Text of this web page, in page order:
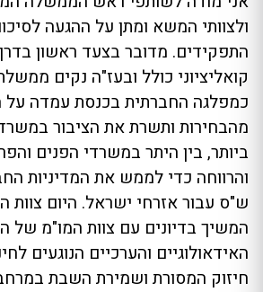
ולצוותי המשא ומתן על ההגעה
התפקידים. מדובר בצעד ראשון
קואליציוני כולל ובעז"ה נקים
כמפלגה החברתית בכנסת עמדה על
מהבחירות ותשרת את הציבור
ביותר, בין היתר במשרדי הפנים
והרווחה כדי לממש את המדיניות
ש"ס עבור אזרחי ישראל. היום
המשיך בדיונים עם צוות המו"מ של
האידאולוגיים והערכיים הנוגעים
חיזוק המסורת ושמירת השבת